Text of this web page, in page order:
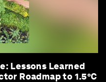
Lessons Learned
Roadmap to 1.5°C